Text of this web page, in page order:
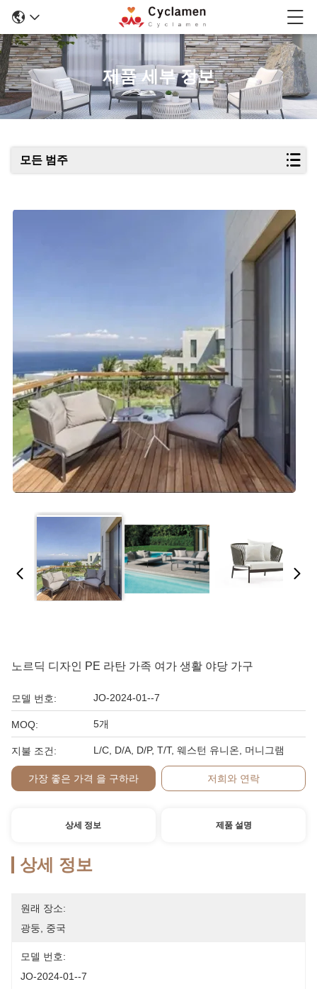
제품 세부 정보
모든 범주
노르딕 디자인 PE 라탄 가족 여가 생활 야당 가구
모델 번호: JO-2024-01--7
MOQ: 5개
지불 조건: L/C, D/A, D/P, T/T, 웨스턴 유니온, 머니그램
가장 좋은 가격 을 구하라 저희와 연락
상세 정보 제품 설명
상세 정보
원래 장소:
광둥, 중국
모델 번호:
JO-2024-01--7